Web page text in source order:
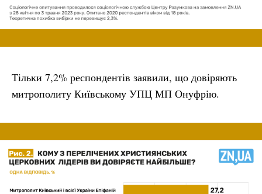
Тільки 7,2% респондентів заявили, що довіряють
митрополиту Київському УПЦ МП Онуфрію.